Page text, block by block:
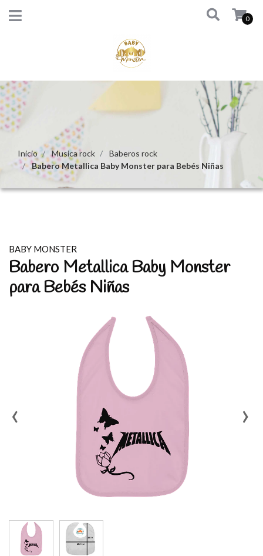
0
Inicio Musica rock
Baberos rock
Babero Metallica Baby Monster para Bebés Niñas
BABY MONSTER
Babero Metallica Baby Monster
para Bebés Niñas
‹ ›